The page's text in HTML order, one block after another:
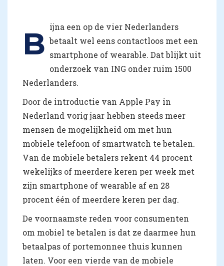
B ijna een op de vier Nederlanders
betaalt wel eens contactloos met een
smartphone of wearable. Dat blijkt uit
onderzoek van ING onder ruim 1500
Nederlanders.
Door de introductie van Apple Pay in
Nederland vorig jaar hebben steeds meer
mensen de mogelijkheid om met hun
mobiele telefoon of smartwatch te betalen.
Van de mobiele betalers rekent 44 procent
wekelijks of meerdere keren per week met
zijn smartphone of wearable af en 28
procent één of meerdere keren per dag.
De voornaamste reden voor consumenten
om mobiel te betalen is dat ze daarmee hun
betaalpas of portemonnee thuis kunnen
laten. Voor een vierde van de mobiele